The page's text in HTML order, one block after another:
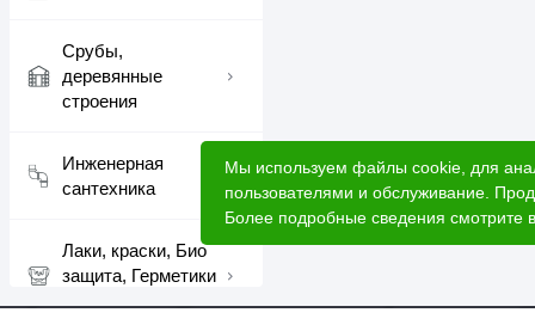
Срубы,
деревянные
строения
Инженерная
сантехника
Лаки, краски, Био
защита, Герметики
Мы используем файлы cookie, для
пользователями и обслуживание.
Более подробные сведения смотрите